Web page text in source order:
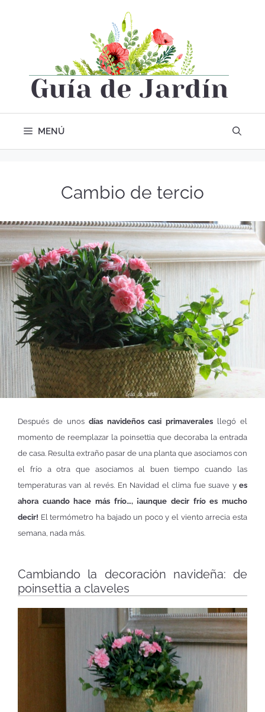
MENÚ
Cambio de tercio
Después de unos días navideños casi primaverales llegó el
momento de reemplazar la poinsettia que decoraba la entrada
de casa. Resulta extraño pasar de una planta que asociamos con
el frío a otra que asociamos al buen tiempo cuando las
temperaturas van al revés. En Navidad el clima fue suave y es
ahora cuando hace más frío…, ¡aunque decir frío es mucho
decir! El termómetro ha bajado un poco y el viento arrecia esta
semana, nada más.
Cambiando la decoración navideña: de
poinsettia a claveles